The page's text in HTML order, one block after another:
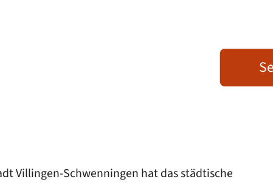
Villingen-Schwenningen hat das städtische